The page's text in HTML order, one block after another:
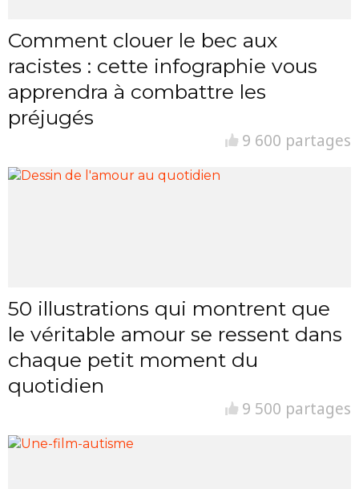
Comment clouer le bec aux
racistes : cette infographie vous
apprendra à combattre les
préjugés
9 600 partages
50 illustrations qui montrent que
le véritable amour se ressent dans
chaque petit moment du
quotidien
9 500 partages